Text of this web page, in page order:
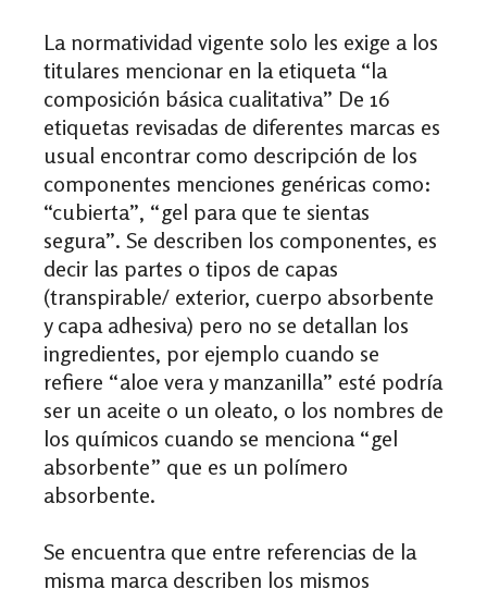
La normatividad vigente solo les exige a los
titulares mencionar en la etiqueta “la
composición básica cualitativa” De 16
etiquetas revisadas de diferentes marcas es
usual encontrar como descripción de los
componentes menciones genéricas como:
“cubierta”, “gel para que te sientas
segura”. Se describen los componentes, es
decir las partes o tipos de capas
(transpirable/ exterior, cuerpo absorbente
y capa adhesiva) pero no se detallan los
ingredientes, por ejemplo cuando se
refiere “aloe vera y manzanilla” esté podría
ser un aceite o un oleato, o los nombres de
los químicos cuando se menciona “gel
absorbente” que es un polímero
absorbente.
Se encuentra que entre referencias de la
misma marca describen los mismos